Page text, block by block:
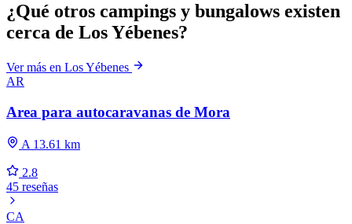
¿Qué otros campings y bungalows existen
cerca de Los Yébenes?
Ver más en Los Yébenes
AR
Area para autocaravanas de Mora
A 13.61 km
2.8
45 reseñas
CA